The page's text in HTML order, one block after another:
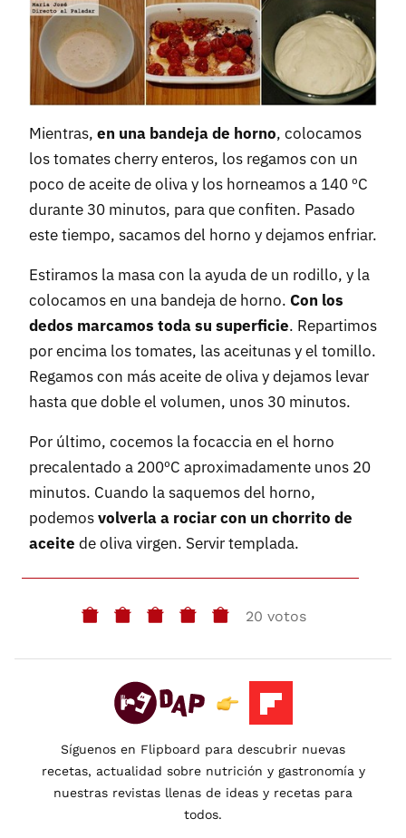
Mientras, en una bandeja de horno, colocamos
los tomates cherry enteros, los regamos con un
poco de aceite de oliva y los horneamos a 140 ºC
durante 30 minutos, para que confiten. Pasado
este tiempo, sacamos del horno y dejamos enfriar.
Estiramos la masa con la ayuda de un rodillo, y la
colocamos en una bandeja de horno. Con los
dedos marcamos toda su superficie. Repartimos
por encima los tomates, las aceitunas y el tomillo.
Regamos con más aceite de oliva y dejamos levar
hasta que doble el volumen, unos 30 minutos.
Por último, cocemos la focaccia en el horno
precalentado a 200ºC aproximadamente unos 20
minutos. Cuando la saquemos del horno,
podemosvolverla a rociar con un chorrito de
aceite de oliva virgen. Servir templada.
20 votos
Síguenos en Flipboard para descubrir nuevas
recetas, actualidad sobre nutrición y gastronomía y
nuestras revistas llenas de ideas y recetas para
todos.